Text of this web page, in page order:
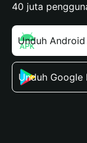
40 juta
Unduh Android
Unduh Google